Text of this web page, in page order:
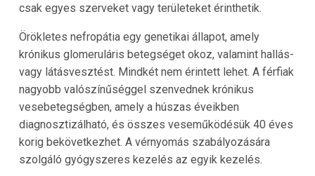
csak egyes szerveket vagy területeket érinthetik.
Örökletes nefropátia egy genetikai állapot, amely
krónikus glomeruláris betegséget okoz, valamint hallás-
vagy látásvesztést. Mindkét nem érintett lehet. A férfiak
nagyobb valószínűséggel szenvednek krónikus
vesebetegségben, amely a húszas éveikben
diagnosztizálható, és összes veseműködésük 40 éves
korig bekövetkezhet. A vérnyomás szabályozására
szolgáló gyógyszeres kezelés az egyik kezelés.